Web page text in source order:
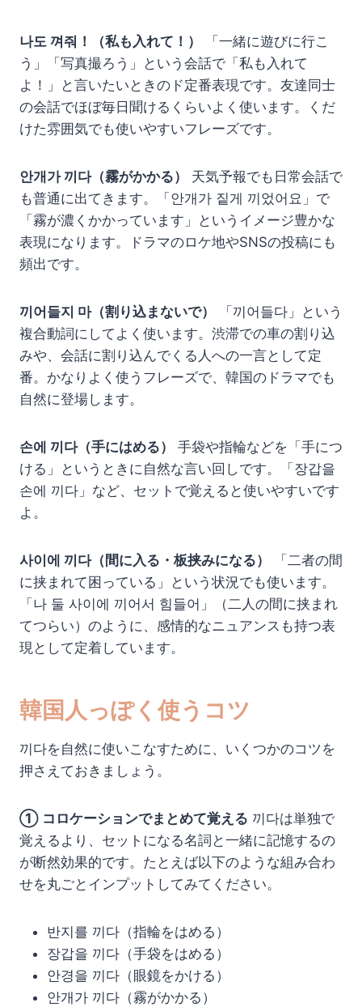
나도 껴줘！（私も入れて！）
「一緒に遊びに行こ
う」「写真撮ろう」という会話で「私も入れて
よ！」と言いたいときのド定番表現です。友達同士
の会話でほぼ毎日聞けるくらいよく使います。くだ
けた雰囲気でも使いやすいフレーズです。
안개가 끼다（霧がかかる）
天気予報でも日常会話で
も普通に出てきます。「안개가 짙게 끼었어요」で
「霧が濃くかかっています」というイメージ豊かな
表現になります。ドラマのロケ地やSNSの投稿にも
頻出です。
끼어들지 마（割り込まないで）
「끼어들다」という
複合動詞にしてよく使います。渋滞での車の割り込
みや、会話に割り込んでくる人への一言として定
番。かなりよく使うフレーズで、韓国のドラマでも
自然に登場します。
손에 끼다（手にはめる）
手袋や指輪などを「手につ
ける」というときに自然な言い回しです。「장갑을
손에 끼다」など、セットで覚えると使いやすいです
よ。
사이에 끼다（間に入る・板挟みになる）
「二者の間
に挟まれて困っている」という状況でも使います。
「나 둘 사이에 끼어서 힘들어」（二人の間に挟まれ
てつらい）のように、感情的なニュアンスも持つ表
現として定着しています。
韓国人っぽく使うコツ
끼다を自然に使いこなすために、いくつかのコツを
押さえておきましょう。
① コロケーションでまとめて覚える 끼다は単独で
覚えるより、セットになる名詞と一緒に記憶するの
が断然効果的です。たとえば以下のような組み合わ
せを丸ごとインプットしてみてください。
반지를 끼다（指輪をはめる）
장갑을 끼다（手袋をはめる）
안경을 끼다（眼鏡をかける）
안개가 끼다（霧がかかる）